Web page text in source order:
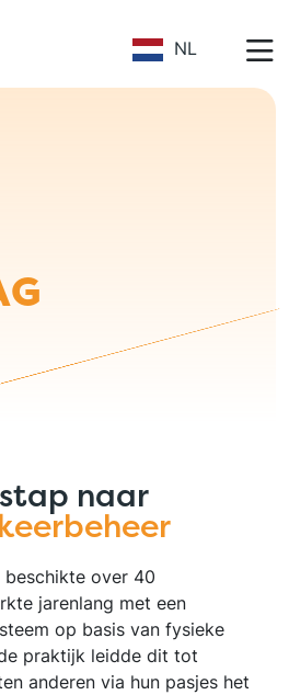
NL
naar
beschikte over 40
jarenlang met een
op basis van fysieke
praktijk leidde dit tot
anderen via hun pasjes het